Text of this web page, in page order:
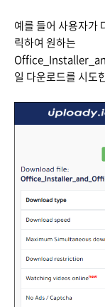
예를 들어 사용자가
릭하여 원하는
일 다운로드를 시도